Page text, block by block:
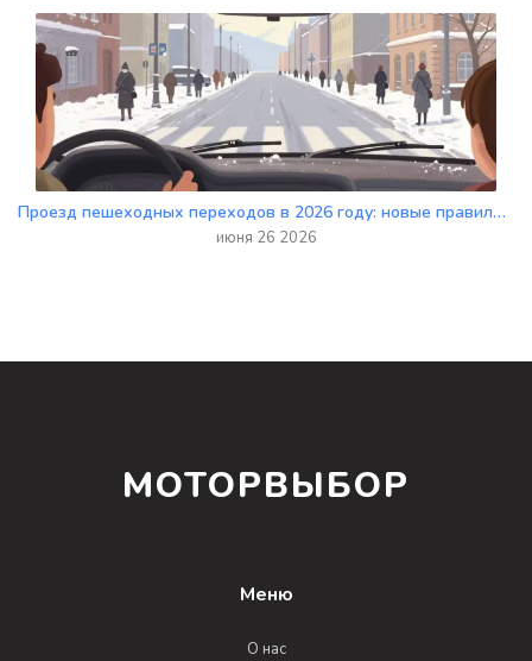
Проезд пешеходных переходов в 2026 году: новые правила, штрафы и вежливость для новичков
июня 26 2026
МОТОРВЫБОР
Меню
О нас